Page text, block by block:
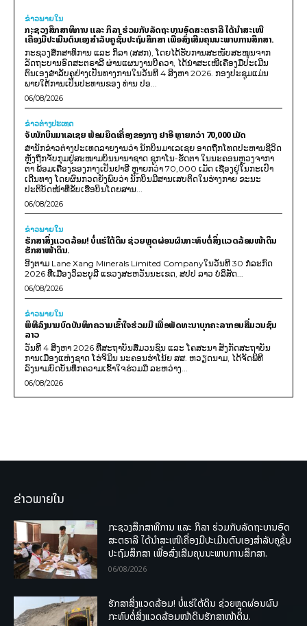
ຂ່າວພາຍ​ໃນ
ກະຊວງສຶກສາທິການ ແລະ ກິລາ ຮ່ວມກັບລັດຖະບານອົດສະຕຣາລີ ໄດ້ນຳສະເໜີ
ເຄື່ອງມືປະເມີນຕົນເອງສຳລັບຄູຊັ້ນປະຖົມສຶກສາ ເພື່ອສົ່ງເສີມຄຸນນະພາບການສຶກສາ.
ກະຊວງສຶກສາທິການ ແລະ ກິລາ (ສສກ), ໂດຍໄດ້ຮັບການສະໜັບສະໜູນຈາກ
ລັດຖະບານອົດສະຕຣາລີ ຜ່ານແຜນງານບີຄວາ, ໄດ້ນຳສະເໜີເຄື່ອງມືປະເມີນ
ຕົນເອງສຳລັບຄູຢ່າງເປັນທາງການໃນວັນທີ 4 ສິງຫາ 2026. ກອງປະຊຸມແມ່ນ
ພາຍໃຕ້ການເປັນປະທານຂອງ ທ່ານ ປອ...
06/08/2026
ຂ່າວຕ່າງປະເທດ
ຈັບນັກບິນມາເລເຊຍ ພ້ອມຍຶດເຄື່ອງຂອງກາງ ຢາອີ ຫຼາຍກວ່າ 70,000 ເມັດ
ສຳນັກຂ່າວຕ່າງປະເທດລາຍງານວ່າ ນັກບິນມາເລເຊຍ ອາດຖືກໂທດປະຫານຊີວິດ
ຫຼັງຖືກຈັບກຸມຢູ່ສະໜາມບິນນານາຊາດ ຊູກາໂນ-ຮັດຕາ ໃນນະຄອນຫຼວງຈາກາ
ຕາ ພ້ອມເຄື່ອງຂອງກາງເປັນຢາອີ ຫຼາຍກວ່າ 70,000 ເມັດ ເຊື່ອງຢູ່ໃນກະເປົາ
ເດີນທາງ ໂດຍຜົນກວດຍັງພົບວ່າ ນັກບິນມີສານເສບຕິດໃນຮ່າງກາຍ ຂະນະ
ປະຕິບັດໜ້າທີ່ຂັບເຮືອບິນໂດຍສານ...
06/08/2026
ຂ່າວພາຍ​ໃນ
ຮັກສາສິ່ງແວດລ້ອມ! ບໍ່ແຮ່ໃຕ້ດິນ ຊ່ວຍຫຼຸດຜ່ອນຜົນກະທົບຕໍ່ສິ່ງແວດລ້ອມໜ້າດິນ
ຮັກສາໜ້າດິນ.
ອີງຕາມ Lane Xang Minerals Limited Companyໃນວັນທີ 30 ກໍລະກົດ
2026 ທີ່ເມືອງວິລະບູລີ ແຂວງສະຫວັນນະເຂດ, ສປປ ລາວ ບໍລິສັດ...
06/08/2026
ຂ່າວພາຍ​ໃນ
ພິທີລົງນາມບົດບັນທຶກຄວາມເຂົ້າໃຈຮ່ວມມື ເພື່ອພັດທະນາບຸກຄະລາກອນສື່ມວນຊົນ
ລາວ
ວັນທີ 4 ສິງຫາ 2026 ທີ່ສະຖາບັນສື່ມວນຊົນ ແລະ ໂຄສະນາ ສັງກັດສະຖາບັນ
ການເມືອງແຫ່ງຊາດ ໂຮ່ຈິມິນ ນະຄອນຮ່າໂນ້ຍ ສສ. ຫວຽດນາມ, ໄດ້ຈັດພິທີ
ລົງນາມບົດບັນທຶກຄວາມເຂົ້າໃຈຮ່ວມມື ລະຫວ່າງ...
06/08/2026
ຂ່າວພາຍໃນ
ກະຊວງສຶກສາທິການ ແລະ ກິລາ ຮ່ວມກັບລັດຖະບານອົດ
ສະຕຣາລີ ໄດ້ນຳສະເໜີເຄື່ອງມືປະເມີນຕົນເອງສຳລັບຄູຊັ້ນ
ປະຖົມສຶກສາ ເພື່ອສົ່ງເສີມຄຸນນະພາບການສຶກສາ.
06/08/2026
ຮັກສາສິ່ງແວດລ້ອມ! ບໍ່ແຮ່ໃຕ້ດິນ ຊ່ວຍຫຼຸດຜ່ອນຜົນ
ກະທົບຕໍ່ສິ່ງແວດລ້ອມໜ້າດິນຮັກສາໜ້າດິນ.